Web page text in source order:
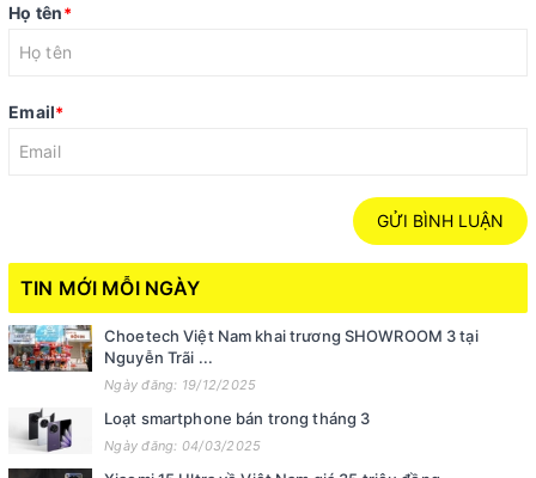
Họ tên*
Email*
GỬI BÌNH LUẬN
TIN MỚI MỖI NGÀY
Choetech Việt Nam khai trương SHOWROOM 3 tại
Nguyễn Trãi ...
Ngày đăng: 19/12/2025
Loạt smartphone bán trong tháng 3
Ngày đăng: 04/03/2025